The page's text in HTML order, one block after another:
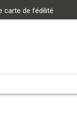
carte de fédilité